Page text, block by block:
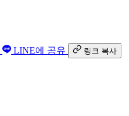
LINE에 공유 링크 복사